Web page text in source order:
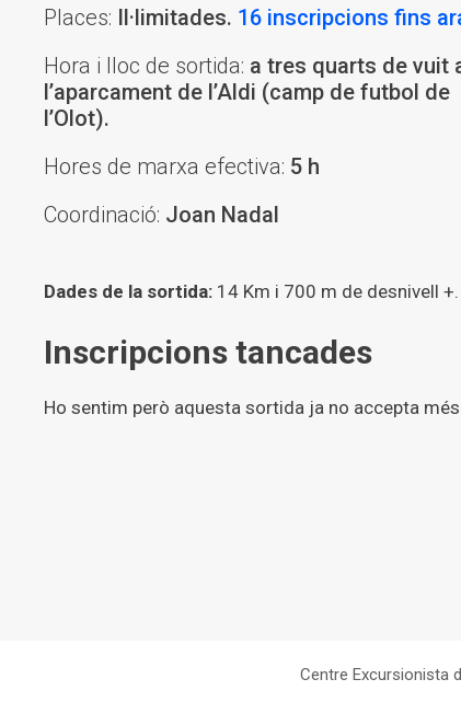
Places: Il·limitades. 16 inscripcions fins
Hora i lloc de sortida: a tres quarts de vuit
l’aparcament de l’Aldi (camp de futbol de
l’Olot).
Hores de marxa efectiva: 5 h
Coordinació: Joan Nadal
Dades de la sortida: 14 Km i 700 m de desnivell +.
Inscripcions tancades
Ho sentim però aquesta sortida ja no accepta
Centre Excursionista